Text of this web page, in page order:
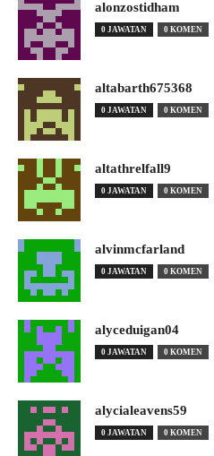
alonzostidham
0 JAWATAN 0 KOMEN
altabarth675368
0 JAWATAN 0 KOMEN
altathrelfall9
0 JAWATAN 0 KOMEN
alvinmcfarland
0 JAWATAN 0 KOMEN
alyceduigan04
0 JAWATAN 0 KOMEN
alycialeavens59
0 JAWATAN 0 KOMEN